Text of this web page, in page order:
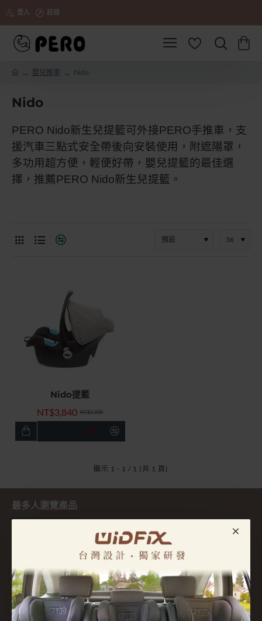
登入 註冊
m
嬰兒推車 Nido
Nido
PERO Nido新生兒提籃可外接PERO手推車，支
援汽車三點式安全帶後向安裝使用，附遮陽罩，
多功用超方便，輕便好帶，嬰兒提籃的最佳選
擇，推薦PERO Nido新生兒提籃 。
-30%
Nido提籃
NT$3,840 NT$5,500
顯示 1 - 1 / 1 (共 1 頁)
最多人瀏覽產品
WIDFIX ISOFIX延伸器
NT$5,980
NT$8,980